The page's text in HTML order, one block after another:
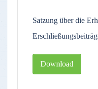
Satzung über die
Download